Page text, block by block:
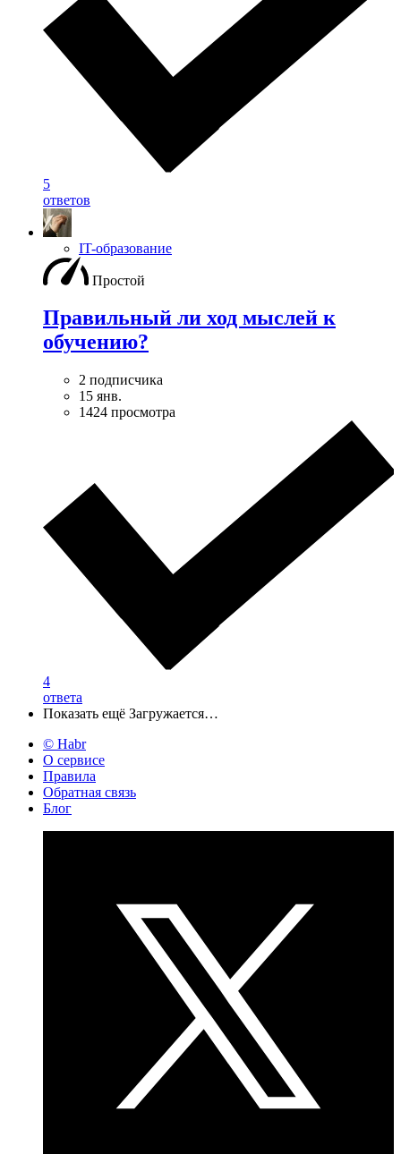
5
ответов
IT-образование
Простой
Правильный ли ход мыслей к
обучению?
2 подписчика
15 янв.
1424 просмотра
4
ответа
Показать ещё Загружается…
© Habr
О сервисе
Правила
Обратная связь
Блог